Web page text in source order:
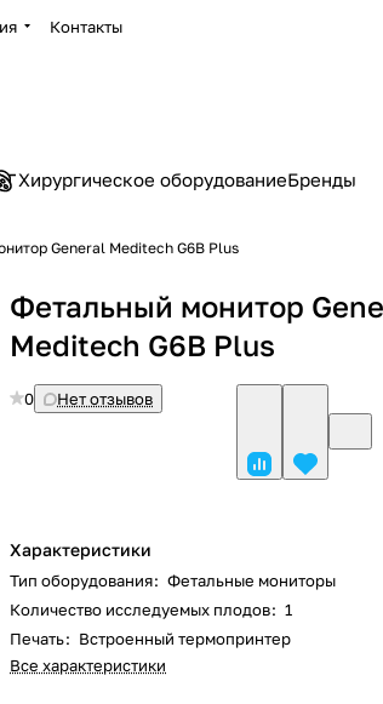
Контакты
Хирургическое оборудованиеБренды
General Meditech G6В Plus
Фетальный монитор
Meditech G6В Plus
0 Нет отзывов
Характеристики
Тип оборудования: Фетальные мониторы
Количество исследуемых плодов: 1
Печать: Встроенный термопринтер
Все характеристики